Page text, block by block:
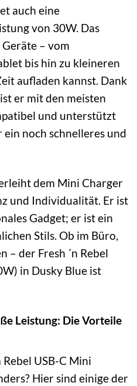
auch eine
von 30W. Das
– vom
bis hin zu kleineren
aufladen kannst. Dank
er mit den meisten
und unterstützt
noch schnelleres und
dem Mini Charger
und Individualität. Er ist
Gadget; er ist ein
Stils. Ob im Büro,
– der Fresh ´n Rebel
in Dusky Blue ist
Leistung: Die Vorteile
Rebel USB-C Mini
Hier sind einige der